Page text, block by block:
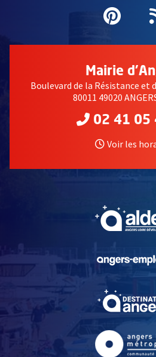
,
Mairie
Boulevard de la Résistance et
80011 49020
02 41 05
Voir les